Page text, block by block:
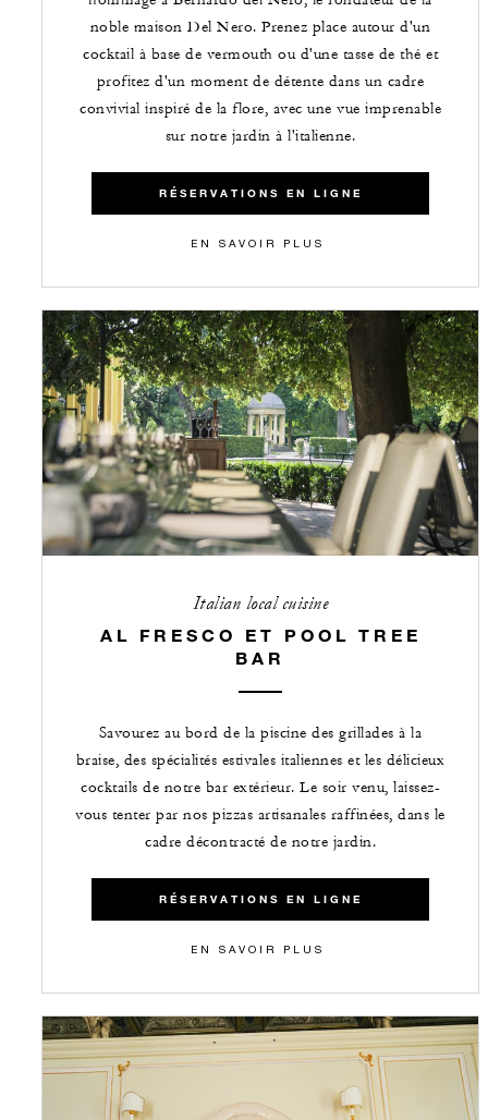
noble maison Del Nero. Prenez place autour d'un
cocktail à base de vermouth ou d'une tasse de thé et
profitez d'un moment de détente dans un cadre
convivial inspiré de la flore, avec une vue imprenable
sur notre jardin à l'italienne.
RÉSERVATIONS EN LIGNE
EN SAVOIR PLUS
Italian local cuisine
AL FRESCO ET POOL TREE
BAR
Savourez au bord de la piscine des grillades à la
braise, des spécialités estivales italiennes et les délicieux
cocktails de notre bar extérieur. Le soir venu, laissez-
vous tenter par nos pizzas artisanales raffinées, dans le
cadre décontracté de notre jardin.
RÉSERVATIONS EN LIGNE
EN SAVOIR PLUS